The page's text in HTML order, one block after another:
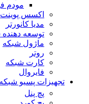
مودم
اکسس پوینت
مدیا کانورتر
توسعه
ماژول شبکه
روتر
کارت شبکه
فایروال
تجهیزات پسیو شبکه
پچ پنل